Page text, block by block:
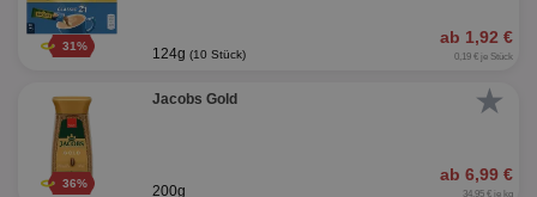
31% ab 1,92 €
124g (10 Stück) 0,19 € je Stück
★
36%
Jacobs Gold
ab 6,99 €
200g 34,95 € je kg